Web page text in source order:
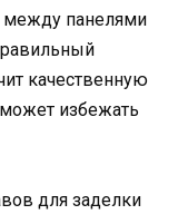
между панелями
качественную
избежать
для заделки